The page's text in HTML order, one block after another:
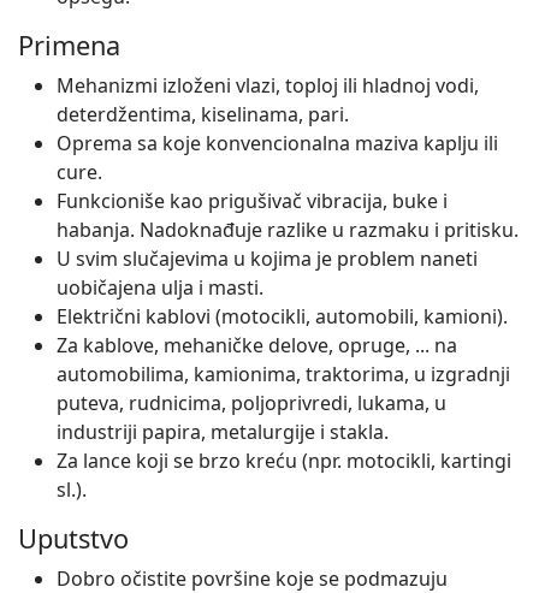
Primena
Mehanizmi izloženi vlazi, toploj ili hladnoj vodi,
deterdžentima, kiselinama, pari.
Oprema sa koje konvencionalna maziva kaplju ili
cure.
Funkcioniše kao prigušivač vibracija, buke i
habanja. Nadoknađuje razlike u razmaku i pritisku.
U svim slučajevima u kojima je problem naneti
uobičajena ulja i masti.
Električni kablovi (motocikli, automobili, kamioni).
Za kablove, mehaničke delove, opruge, ... na
automobilima, kamionima, traktorima, u izgradnji
puteva, rudnicima, poljoprivredi, lukama, u
industriji papira, metalurgije i stakla.
Za lance koji se brzo kreću (npr. motocikli, kartingi
sl.).
Uputstvo
Dobro očistite površine koje se podmazuju